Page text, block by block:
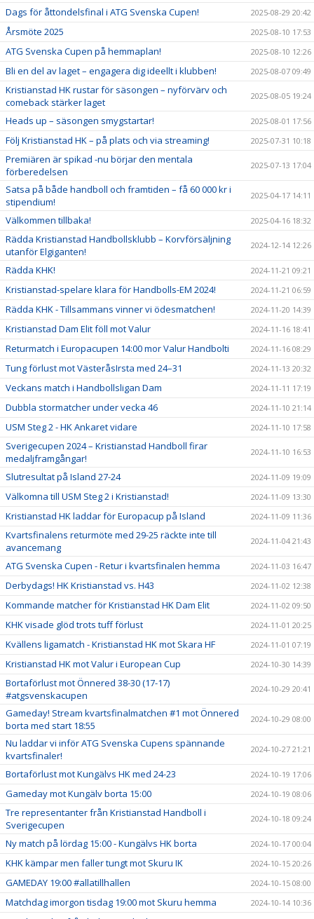
Dags för åttondelsfinal i ATG Svenska Cupen! 2025-08-29 20:42
Årsmöte 2025 2025-08-10 17:53
ATG Svenska Cupen på hemmaplan! 2025-08-10 12:26
Bli en del av laget – engagera dig ideellt i klubben! 2025-08-07 09:49
Kristianstad HK rustar för säsongen – nyförvärv och
comeback stärker laget
2025-08-05 19:24
Heads up – säsongen smygstartar! 2025-08-01 17:56
Följ Kristianstad HK – på plats och via streaming! 2025-07-31 10:18
Premiären är spikad -nu börjar den mentala
förberedelsen
2025-07-13 17:04
Satsa på både handboll och framtiden – få 60 000 kr i
stipendium!
2025-04-17 14:11
Välkommen tillbaka! 2025-04-16 18:32
Rädda Kristianstad Handbollsklubb – Korvförsäljning
utanför Elgiganten!
2024-12-14 12:26
Rädda KHK! 2024-11-21 09:21
Kristianstad-spelare klara för Handbolls-EM 2024! 2024-11-21 06:59
Rädda KHK - Tillsammans vinner vi ödesmatchen! 2024-11-20 14:39
Kristianstad Dam Elit föll mot Valur 2024-11-16 18:41
Returmatch i Europacupen 14:00 mor Valur Handbolti 2024-11-16 08:29
Tung förlust mot VästeråsIrsta med 24–31 2024-11-13 20:32
Veckans match i Handbollsligan Dam 2024-11-11 17:19
Dubbla stormatcher under vecka 46 2024-11-10 21:14
USM Steg 2 - HK Ankaret vidare 2024-11-10 17:58
Sverigecupen 2024 – Kristianstad Handboll firar
medaljframgångar!
2024-11-10 16:53
Slutresultat på Island 27-24 2024-11-09 19:09
Välkomna till USM Steg 2 i Kristianstad! 2024-11-09 13:30
Kristianstad HK laddar för Europacup på Island 2024-11-09 11:36
Kvartsfinalens returmöte med 29-25 räckte inte till
avancemang
2024-11-04 21:43
ATG Svenska Cupen - Retur i kvartsfinalen hemma 2024-11-03 16:47
Derbydags! HK Kristianstad vs. H43 2024-11-02 12:38
Kommande matcher för Kristianstad HK Dam Elit 2024-11-02 09:50
KHK visade glöd trots tuff förlust 2024-11-01 20:25
Kvällens ligamatch - Kristianstad HK mot Skara HF 2024-11-01 07:19
Kristianstad HK mot Valur i European Cup 2024-10-30 14:39
Bortaförlust mot Önnered 38-30 (17-17)
#atgsvenskacupen
2024-10-29 20:41
Gameday! Stream kvartsfinalmatchen #1 mot Önnered
borta med start 18:55
2024-10-29 08:00
Nu laddar vi inför ATG Svenska Cupens spännande
kvartsfinaler!
2024-10-27 21:21
Bortaförlust mot Kungälvs HK med 24-23 2024-10-19 17:06
Gameday mot Kungälv borta 15:00 2024-10-19 08:06
Tre representanter från Kristianstad Handboll i
Sverigecupen
2024-10-18 09:24
Ny match på lördag 15:00 - Kungälvs HK borta 2024-10-17 00:04
KHK kämpar men faller tungt mot Skuru IK 2024-10-15 20:26
GAMEDAY 19:00 #allatillhallen 2024-10-15 08:00
Matchdag imorgon tisdag 19:00 mot Skuru hemma 2024-10-14 10:36